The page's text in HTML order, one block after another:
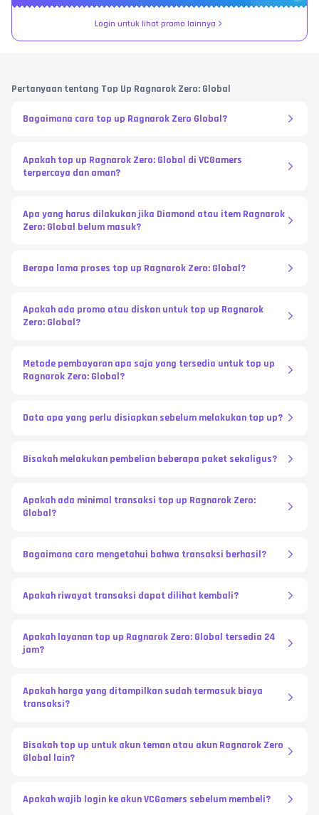
Login untuk lihat promo lainnya
Pertanyaan tentang Top Up Ragnarok Zero: Global
Bagaimana cara top up Ragnarok Zero Global?
Apakah top up Ragnarok Zero: Global di VCGamers
terpercaya dan aman?
Apa yang harus dilakukan jika Diamond atau item Ragnarok
Zero: Global belum masuk?
Berapa lama proses top up Ragnarok Zero: Global?
Apakah ada promo atau diskon untuk top up Ragnarok
Zero: Global?
Metode pembayaran apa saja yang tersedia untuk top up
Ragnarok Zero: Global?
Data apa yang perlu disiapkan sebelum melakukan top up?
Bisakah melakukan pembelian beberapa paket sekaligus?
Apakah ada minimal transaksi top up Ragnarok Zero:
Global?
Bagaimana cara mengetahui bahwa transaksi berhasil?
Apakah riwayat transaksi dapat dilihat kembali?
Apakah layanan top up Ragnarok Zero: Global tersedia 24
jam?
Apakah harga yang ditampilkan sudah termasuk biaya
transaksi?
Bisakah top up untuk akun teman atau akun Ragnarok Zero
Global lain?
Apakah wajib login ke akun VCGamers sebelum membeli?